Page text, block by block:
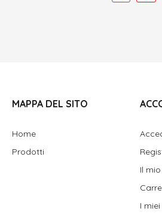
MAPPA DEL SITO
Home
Prodotti
Il
I